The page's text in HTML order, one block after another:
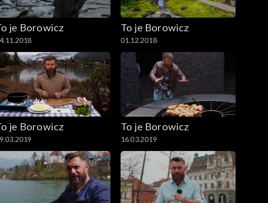
je Borowicz To je Borowicz
01.12.2018
je Borowicz To je Borowicz
16.03.2019